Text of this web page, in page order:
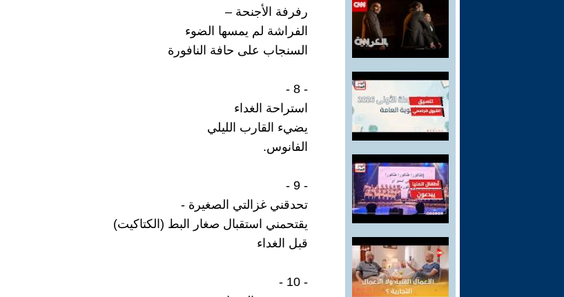
رفرفة الأجنحة –
الفراشة لم يمسها الضوء
السنجاب على حافة النافورة
- 8 -
استراحة الغداء
يضيء القارب الليلي
الفانوس.
- 9 -
تحدقني غزالتي الصغيرة -
يقتحمني استقبال صغار البط (الكتاكيت)
قبل الغداء
- 10 -